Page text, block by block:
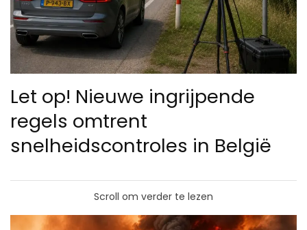
Let op! Nieuwe ingrijpende
regels omtrent
snelheidscontroles in België
Scroll om verder te lezen